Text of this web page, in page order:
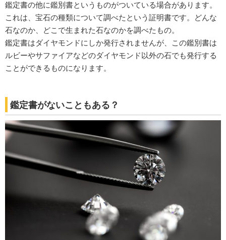
鑑定書の他に鑑別書というものがついている場合があります。
これは、宝石の種類について調べたという証明書です。どんな
石なのか、どこで生まれた石なのかを調べたもの。
鑑定書はダイヤモンドにしか発行されませんが、この鑑別書は
ルビーやサファイアなどのダイヤモンド以外の石でも発行する
ことができるものになります。
鑑定書がないこともある？